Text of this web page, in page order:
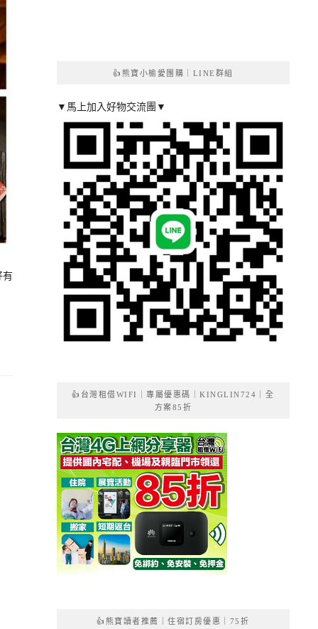
有
👍熊寶小榆愛團購｜LINE群組
▼馬上加入好物交流團▼
👍台灣租借WIFI｜專屬優惠碼｜KINGLIN724｜全
方案85折
👍熊寶讀者推薦｜住宿訂房優惠｜75折